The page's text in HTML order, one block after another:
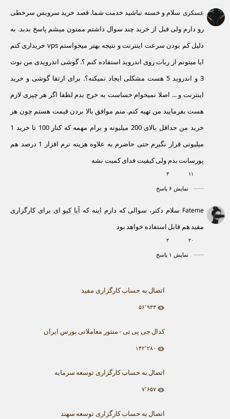
عسکری سلام و خسته نباشید خدمت شما. قصد خرید سرویس سرخطی
رو دارم ولی قبل از خرید چند سوال داشتم ممنون میشم پاسخ بدبد. به
دلیل کم بودن سرعت اینترنت و نتیجه بهتر میخواستم vps خریداری کنم
ایا میتونم از ربات روی اندروید استفاده کنم ؟. گوشی اندرویدی من نوت
3 و اندروید 5 هست مشکلی ایجاد نمیکنه؟. برای ارتقا گوشی و خرید
اینترنت و ... اصلا نمیخوام خساست به خرج بدم لطفا اگر هر چیزی لازم
هست بفرمایید من تهیه کنم. منم موافق بالا بردن قیمت هستم چون هر
خرید من حداقل بالای 200 میلیونه و برام مهمه که کنار 100 تا خرید 1
میلیونی قرار نگیرم حتی حاضرم به علاوه هزینه نرم افزار 1 درصد هم
پورسانت بدم ولی کیفیت فدای کمیت نشه
۱۱ ۳
نمایش ۶ پاسخ
Fateme سلام دکتر، سوالی که دارم اینه که آیا کیو ای برای کارگزاری
مفید هم قابل استفاده خواهد بود
۲۰ ۲
نمایش ۱ پاسخ
اتصال به حساب کارگزاری مفید
۵۶٬۹۳۳
کدال جی پی تی - منتور معاملاتی بورس ایران
۱۴۲٬۲۸۰
اتصال به حساب کارگزاری توسعه سرمایه
۷٬۶۵۷
اتصال به حساب کارگزاری توسعه سهند